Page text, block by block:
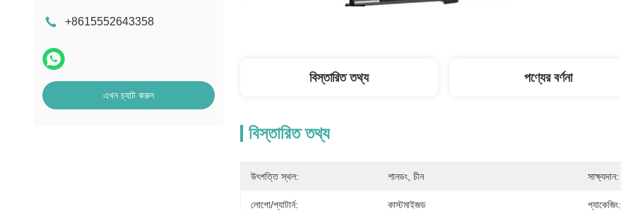
+8615552643358
এখন চ্যাট করুন
বিস্তারিত তথ্য পণ্যের বর্ণনা
বিস্তারিত তথ্য
উৎপত্তি স্থল: শানডং, চীন সাক্ষ্যদান:
লোগো/প্যাটার্ন: কাস্টমাইজড প্যাকেজিং: